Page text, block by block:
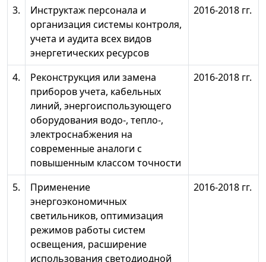
3.
Инструктаж персонала и
организация системы контроля,
учета и аудита всех видов
энергетических ресурсов
2016-2018 гг.
4.
Реконструкция или замена
приборов учета, кабельных
линий, энергоиспользующего
оборудования водо-, тепло-,
электроснабжения на
современные аналоги с
повышенным классом точности
2016-2018 гг.
5.
Применение
энергоэкономичных
светильников, оптимизация
режимов работы систем
освещения, расширение
использования светодиодной
2016-2018 гг.